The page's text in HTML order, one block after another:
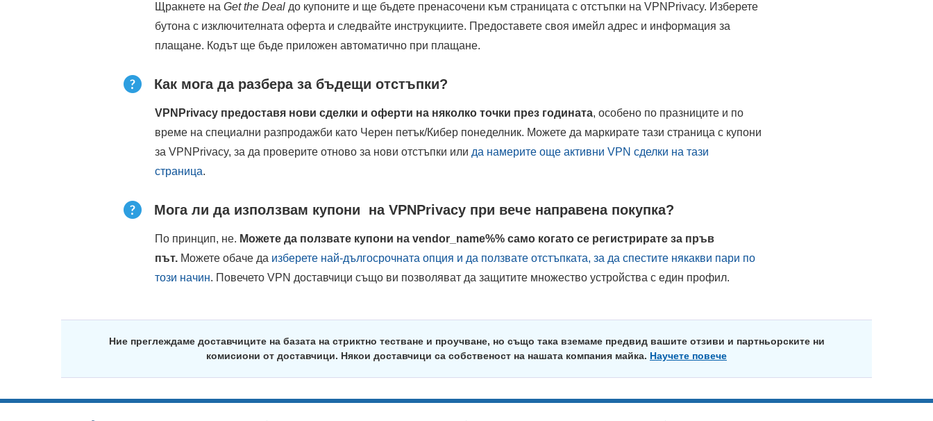
Щракнете на Get the Deal до купоните и ще бъдете пренасочени към страницата с отстъпки на VPNPrivacy. Изберете
бутона с изключителната оферта и следвайте инструкциите. Предоставете своя имейл адрес и информация за
плащане. Кодът ще бъде приложен автоматично при плащане.
Как мога да разбера за бъдещи отстъпки?
VPNPrivacy предоставя нови сделки и оферти на няколко точки през годината, особено по празниците и по
време на специални разпродажби като Черен петък/Кибер понеделник. Можете да маркирате тази страница с купони
за VPNPrivacy, за да проверите отново за нови отстъпки или да намерите още активни VPN сделки на тази
страница.
Мога ли да използвам купони на VPNPrivacy при вече направена покупка?
По принцип, не. Можете да ползвате купони на vendor_name%% само когато се регистрирате за пръв
път. Можете обаче да изберете най-дългосрочната опция и да ползвате отстъпката, за да спестите някакви пари по
този начин. Повечето VPN доставчици също ви позволяват да защитите множество устройства с един профил.
Ние преглеждаме доставчиците на базата на стриктно тестване и проучване, но също така вземаме предвид вашите отзиви и партньорските ни
комисиони от доставчици. Някои доставчици са собственост на нашата компания майка. Научете повече